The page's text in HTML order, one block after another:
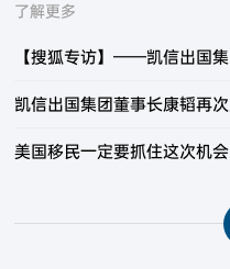
了解更多
美国移民一定要抓住这次机会